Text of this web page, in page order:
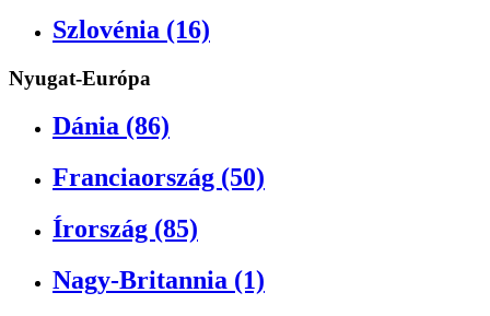
Szlovénia (16)
Nyugat-Európa
Dánia (86)
Franciaország (50)
Írország (85)
Nagy-Britannia (1)